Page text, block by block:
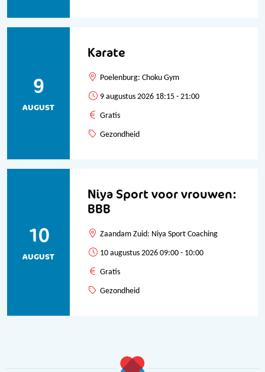
Karate
9
AUGUST
Poelenburg: Choku Gym
9 augustus 2026 18:15 - 21:00
Gratis
Gezondheid
Niya Sport voor vrouwen:
BBB
10
AUGUST
Zaandam Zuid: Niya Sport Coaching
10 augustus 2026 09:00 - 10:00
Gratis
Gezondheid